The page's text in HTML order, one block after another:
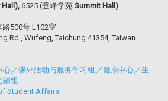
Hall), 6525 (登峰学苑 Summit Hall)
500号 L102室
Rd., Wufeng, Taichung 41354, Taiwan
心 ／课外活动与服务学习组 ／健康中心 ／生
辅组
Student Affairs